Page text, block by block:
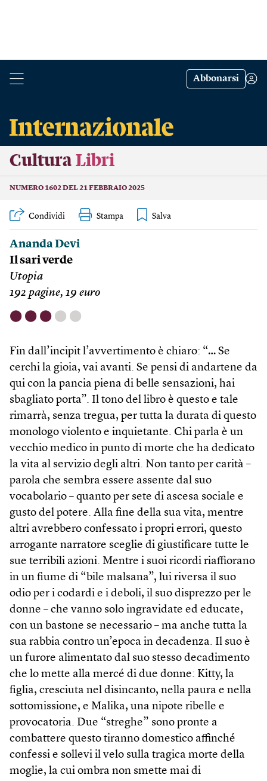
Abbonarsi
Cultura Libri
NUMERO 1602 DEL 21 FEBBRAIO 2025
Condividi Stampa
Ananda Devi
Il sari verde
Utopia
192 pagine, 19 euro
⬤ ⬤ ⬤ ⬤ ⬤
Fin dall’incipit l’avvertimento è chiaro: “… Se
cerchi la gioia, vai avanti. Se pensi di andartene da
qui con la pancia piena di belle sensazioni, hai
sbagliato porta”. Il tono del libro è questo e tale
rimarrà, senza tregua, per tutta la durata di questo
monologo violento e inquietante. Chi parla è un
vecchio medico in punto di morte che ha dedicato
la vita al servizio degli altri. Non tanto per carità –
parola che sembra essere assente dal suo
vocabolario – quanto per sete di ascesa sociale e
gusto del potere. Alla fine della sua vita, mentre
altri avrebbero confessato i propri errori, questo
arrogante narratore sceglie di giustificare tutte le
sue terribili azioni. Mentre i suoi ricordi riaffiorano
in un fiume di “bile malsana”, lui riversa il suo
odio per i codardi e i deboli, il suo disprezzo per le
donne – che vanno solo ingravidate ed educate,
con un bastone se necessario – ma anche tutta la
sua rabbia contro un’epoca in decadenza. Il suo è
un furore alimentato dal suo stesso decadimento
che lo mette alla mercé di due donne: Kitty, la
figlia, cresciuta nel disincanto, nella paura e nella
sottomissione, e Malika, una nipote ribelle e
provocatoria. Due “streghe” sono pronte a
combattere questo tiranno domestico affinché
confessi e sollevi il velo sulla tragica morte della
moglie, la cui ombra non smette mai di